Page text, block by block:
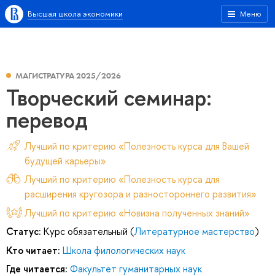
Меню
Высшая школа экономики
МАГИСТРАТУРА 2025/2026
Творческий семинар:
перевод
Лучший по критерию «Полезность курса для Вашей
будущей карьеры»
Лучший по критерию «Полезность курса для
расширения кругозора и разностороннего развития»
Лучший по критерию «Новизна полученных знаний»
Статус: Курс обязательный (Литературное мастерство)
Кто читает: Школа филологических наук
Где читается: Факультет гуманитарных наук